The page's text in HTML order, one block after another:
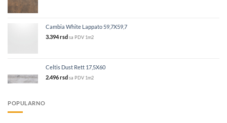
Cambia White Lappato 59,7X59,7
3.394rsdsa PDV 1m2
Celtis Dust Rett 17,5X60
2.496rsdsa PDV 1m2
POPULARNO